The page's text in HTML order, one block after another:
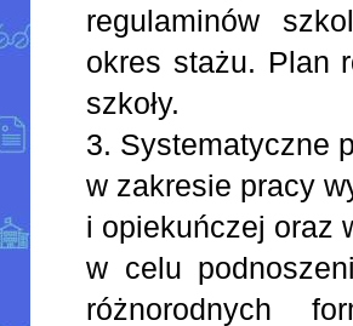
regulaminów
okres stażu. Plan
szkoły.
3. Systematyczne
w zakresie pracy
i opiekuńczej oraz
w celu
różnorodnych